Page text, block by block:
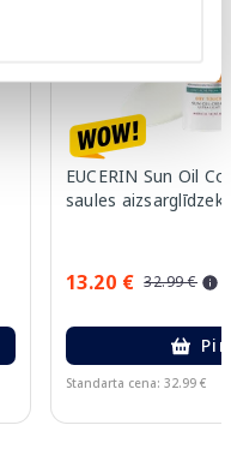
EUCERIN Sun Oil
saules
13.20 € 32.99 €
Standarta cena: 32.99 €